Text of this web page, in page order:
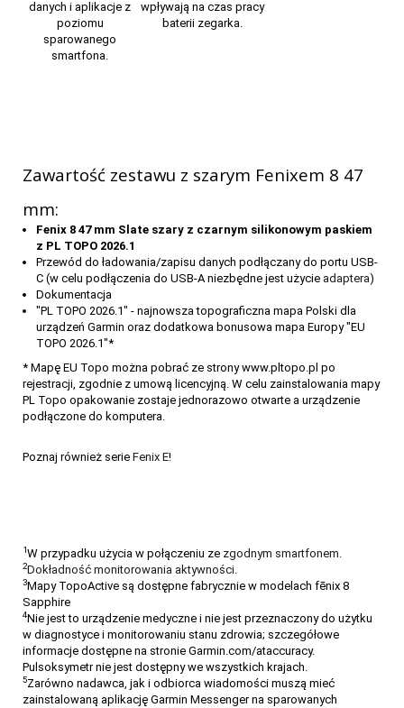
danych i aplikacje z
poziomu
sparowanego
smartfona.
wpływają na czas pracy
baterii zegarka.
Zawartość zestawu z szarym Fenixem 8 47
mm:
Fenix 8 47 mm Slate szary z czarnym silikonowym paskiem
z PL TOPO 2026.1
Przewód do ładowania/zapisu danych podłączany do portu USB-
C (w celu podłączenia do USB-A niezbędne jest użycie adaptera)
Dokumentacja
"PL TOPO 2026.1" - najnowsza topograficzna mapa Polski dla
urządzeń Garmin oraz dodatkowa bonusowa mapa Europy "EU
TOPO 2026.1"*
* Mapę EU Topo można pobrać ze strony www.pltopo.pl po
rejestracji, zgodnie z umową licencyjną. W celu zainstalowania mapy
PL Topo opakowanie zostaje jednorazowo otwarte a urządzenie
podłączone do komputera.
Poznaj również serie Fenix E!
1W przypadku użycia w połączeniu ze zgodnym smartfonem.
2Dokładność monitorowania aktywności.
3Mapy TopoActive są dostępne fabrycznie w modelach fēnix 8
Sapphire
4Nie jest to urządzenie medyczne i nie jest przeznaczony do użytku
w diagnostyce i monitorowaniu stanu zdrowia; szczegółowe
informacje dostępne na stronie Garmin.com/ataccuracy.
Pulsoksymetr nie jest dostępny we wszystkich krajach.
5Zarówno nadawca, jak i odbiorca wiadomości muszą mieć
zainstalowaną aplikację Garmin Messenger na sparowanych